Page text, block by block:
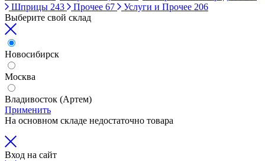
Шприцы 243 Прочее 67 Услуги и Прочее 206
Выберите свой склад
Новосибирск
Москва
Владивосток (Артем)
Применить
На основном складе недостаточно товара
Вход на сайт